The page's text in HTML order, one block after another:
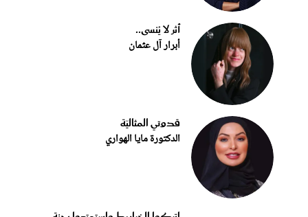
أثر لا يُنسى..
أبرار آل عثمان
قدوتي المثاليّة
الدكتورة مايا الهواري